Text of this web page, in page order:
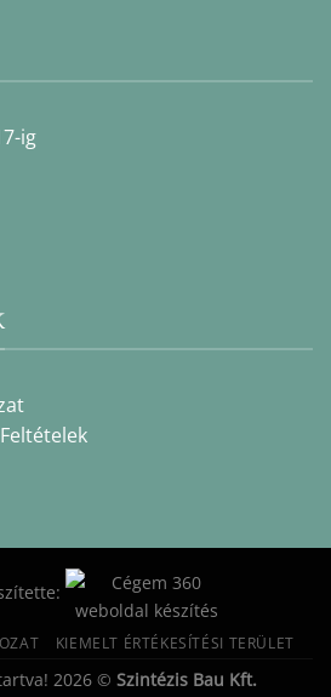
ig
KIEMELT ÉRTÉKESÍTÉSI TERÜLET
2026 © Szintézis Bau Kft.